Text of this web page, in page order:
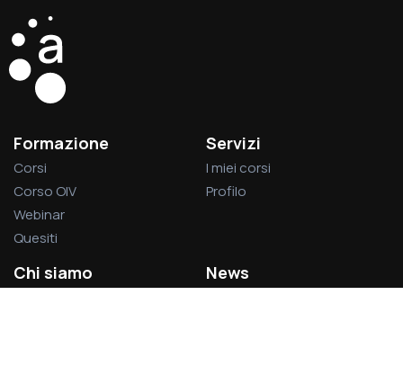
Formazione
Corsi
Corso OIV
Webinar
Quesiti
Servizi
I miei corsi
Profilo
Chi siamo News